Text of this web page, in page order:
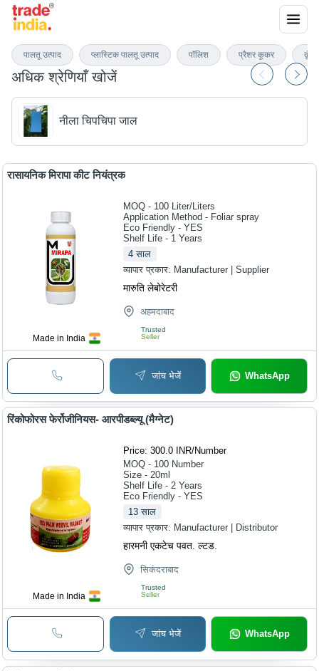
अधिक श्रेणियाँ खोजें
नीला चिपचिपा जाल
Made in India
रासायनिक मिरापा कीट नियंत्रक
MOQ - 100
Liter/Liters
Application Method - Foliar spray
Eco Friendly - YES
Shelf Life - 1 Years
4 साल
व्यापार प्रकार: Manufacturer | Supplier
मारुति लेबोरेटरी
अहमदाबाद
Trusted
Seller
जांच भेजें WhatsApp
Made in India
रिंकोफोरस फेर्रोजीनियस- आरपीडब्ल्यू (मैग्नेट)
Price: 300.0 INR/Number
MOQ - 100 Number
Size - 20ml
Shelf Life - 2 Years
Eco Friendly - YES
13 साल
व्यापार प्रकार: Manufacturer | Distributor
हारमनी एकटेच पवत. ल्टड.
सिकंदराबाद
Trusted
Seller
जांच भेजें WhatsApp
पालतू उत्पाद प्लास्टिक पालतू उत्पाद पॉलिश प्रैशर कूकर